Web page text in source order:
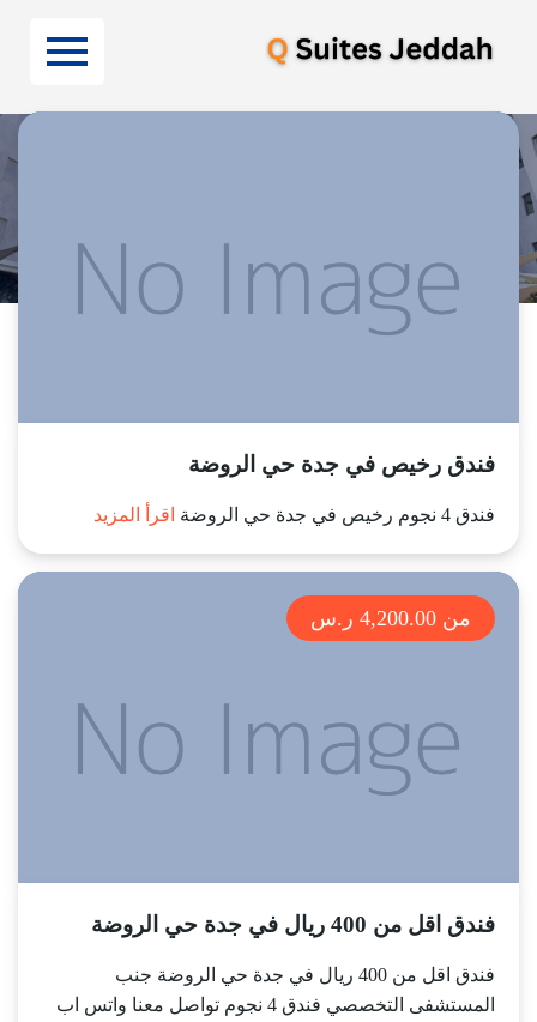
فندق رخيص في جدة حي الروضة
فندق 4 نجوم رخيص في جدة حي الروضة اقرأ المزيد
من 4,200.00 ر.س
فندق اقل من 400 ريال في جدة حي الروضة
فندق اقل من 400 ريال في جدة حي الروضة جنب
المستشفى التخصصي فندق 4 نجوم تواصل معنا واتس اب